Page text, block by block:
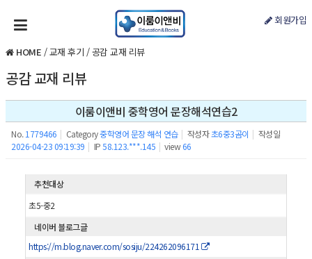
회원가입
HOME /교재 후기 /공감 교재 리뷰
공감 교재 리뷰
이룸이앤비 중학영어 문장해석연습2
No. 1779466 | Category중학영어 문장 해석 연습 | 작성자초6중3곰이 | 작성일
2026-04-23 09:19:39 | IP58.123.***.145 | view66
추천대상
초5-중2
네이버 블로그글
https://m.blog.naver.com/sosiju/224262096171